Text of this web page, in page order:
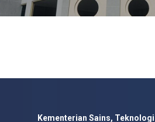
Kementerian Sains,